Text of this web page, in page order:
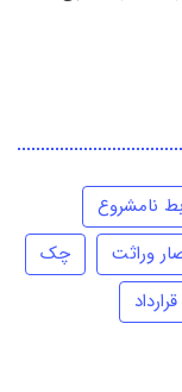
نامشروع
وراثت
چک